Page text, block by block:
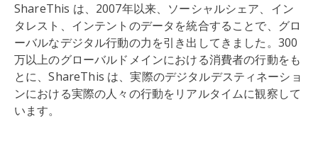
ShareThis は、2007年以来、ソーシャルシェア、イン
タレスト、インテントのデータを統合することで、グロ
ーバルなデジタル行動の力を引き出してきました。300
万以上のグローバルドメインにおける消費者の行動をも
とに、ShareThis は、実際のデジタルデスティネーショ
ンにおける実際の人々の行動をリアルタイムに観察して
います。